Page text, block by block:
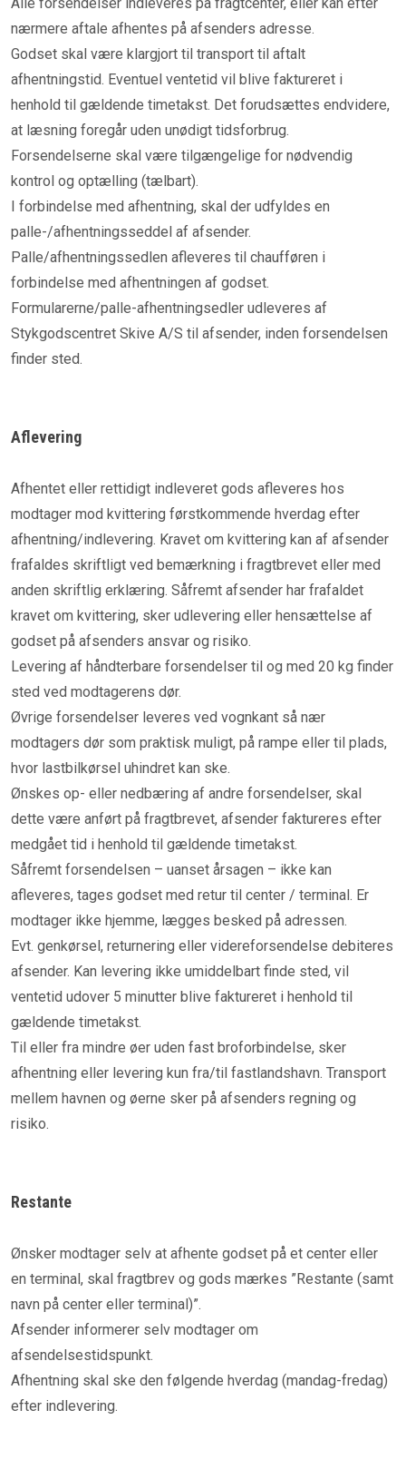
nærmere aftale afhentes på afsenders adresse.
Godset skal være klargjort til transport til aftalt
afhentningstid. Eventuel ventetid vil blive faktureret i
henhold til gældende timetakst. Det forudsættes endvidere,
at læsning foregår uden unødigt tidsforbrug.
Forsendelserne skal være tilgængelige for nødvendig
kontrol og optælling (tælbart).
I forbindelse med afhentning, skal der udfyldes en
palle-/afhentningsseddel af afsender.
Palle/afhentningssedlen afleveres til chaufføren i
forbindelse med afhentningen af godset.
Formularerne/palle-afhentningsedler udleveres af
Stykgodscentret Skive A/S til afsender, inden forsendelsen
finder sted.
Aflevering
Afhentet eller rettidigt indleveret gods afleveres hos
modtager mod kvittering førstkommende hverdag efter
afhentning/indlevering. Kravet om kvittering kan af afsender
frafaldes skriftligt ved bemærkning i fragtbrevet eller med
anden skriftlig erklæring. Såfremt afsender har frafaldet
kravet om kvittering, sker udlevering eller hensættelse af
godset på afsenders ansvar og risiko.
Levering af håndterbare forsendelser til og med 20 kg finder
sted ved modtagerens dør.
Øvrige forsendelser leveres ved vognkant så nær
modtagers dør som praktisk muligt, på rampe eller til plads,
hvor lastbilkørsel uhindret kan ske.
Ønskes op- eller nedbæring af andre forsendelser, skal
dette være anført på fragtbrevet, afsender faktureres efter
medgået tid i henhold til gældende timetakst.
Såfremt forsendelsen – uanset årsagen – ikke kan
afleveres, tages godset med retur til center / terminal. Er
modtager ikke hjemme, lægges besked på adressen.
Evt. genkørsel, returnering eller videreforsendelse debiteres
afsender. Kan levering ikke umiddelbart finde sted, vil
ventetid udover 5 minutter blive faktureret i henhold til
gældende timetakst.
Til eller fra mindre øer uden fast broforbindelse, sker
afhentning eller levering kun fra/til fastlandshavn. Transport
mellem havnen og øerne sker på afsenders regning og
risiko.
Restante
Ønsker modtager selv at afhente godset på et center eller
en terminal, skal fragtbrev og gods mærkes ”Restante (samt
navn på center eller terminal)”.
Afsender informerer selv modtager om
afsendelsestidspunkt.
Afhentning skal ske den følgende hverdag (mandag-fredag)
efter indlevering.